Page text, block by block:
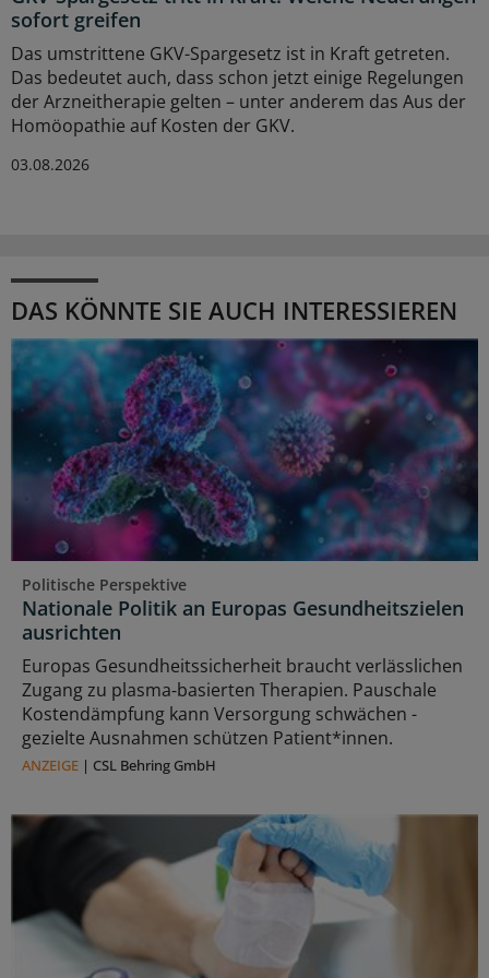
sofort greifen
Das umstrittene GKV-Spargesetz ist in Kraft getreten.
Das bedeutet auch, dass schon jetzt einige Regelungen
der Arzneitherapie gelten – unter anderem das Aus der
Homöopathie auf Kosten der GKV.
03.08.2026
DAS KÖNNTE SIE AUCH INTERESSIEREN
Politische Perspektive
Nationale Politik an Europas Gesundheitszielen
ausrichten
Europas Gesundheitssicherheit braucht verlässlichen
Zugang zu plasma‑basierten Therapien. Pauschale
Kostendämpfung kann Versorgung schwächen -
gezielte Ausnahmen schützen Patient*innen.
ANZEIGE | CSL Behring GmbH